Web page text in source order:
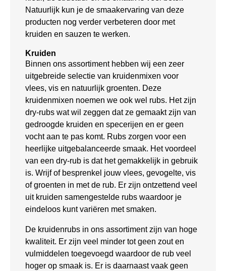
Natuurlijk kun je de smaakervaring van deze
producten nog verder verbeteren door met
kruiden en sauzen te werken.
Kruiden
Binnen ons assortiment hebben wij een zeer
uitgebreide selectie van kruidenmixen voor
vlees, vis en natuurlijk groenten. Deze
kruidenmixen noemen we ook wel rubs. Het zijn
dry-rubs wat wil zeggen dat ze gemaakt zijn van
gedroogde kruiden en specerijen en er geen
vocht aan te pas komt. Rubs zorgen voor een
heerlijke uitgebalanceerde smaak. Het voordeel
van een dry-rub is dat het gemakkelijk in gebruik
is. Wrijf of besprenkel jouw vlees, gevogelte, vis
of groenten in met de rub. Er zijn ontzettend veel
uit kruiden samengestelde rubs waardoor je
eindeloos kunt variëren met smaken.
De kruidenrubs in ons assortiment zijn van hoge
kwaliteit. Er zijn veel minder tot geen zout en
vulmiddelen toegevoegd waardoor de rub veel
hoger op smaak is. Er is daarnaast vaak geen